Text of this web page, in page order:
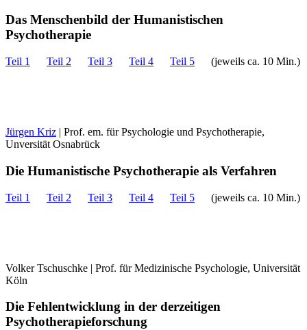
Das Menschenbild der Humanistischen
Psychotherapie
Teil 1 Teil 2 Teil 3 Teil 4 Teil 5 (jeweils ca. 10 Min.)
Jürgen Kriz | Prof. em. für Psychologie und Psychotherapie,
Unversität Osnabrück
Die Humanistische Psychotherapie als Verfahren
Teil 1 Teil 2 Teil 3 Teil 4 Teil 5 (jeweils ca. 10 Min.)
Volker Tschuschke | Prof. für Medizinische Psychologie, Universität
Köln
Die Fehlentwicklung in der derzeitigen
Psychotherapieforschung